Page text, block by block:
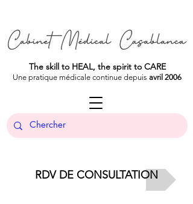
The skill to HEAL, the spirit to CARE
Une pratique médicale continue depuis avril 2006
RDV DE CONSULTATION